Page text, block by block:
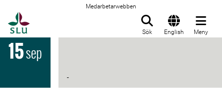
Medarbetarwebben
Sök English Meny
15sep
-